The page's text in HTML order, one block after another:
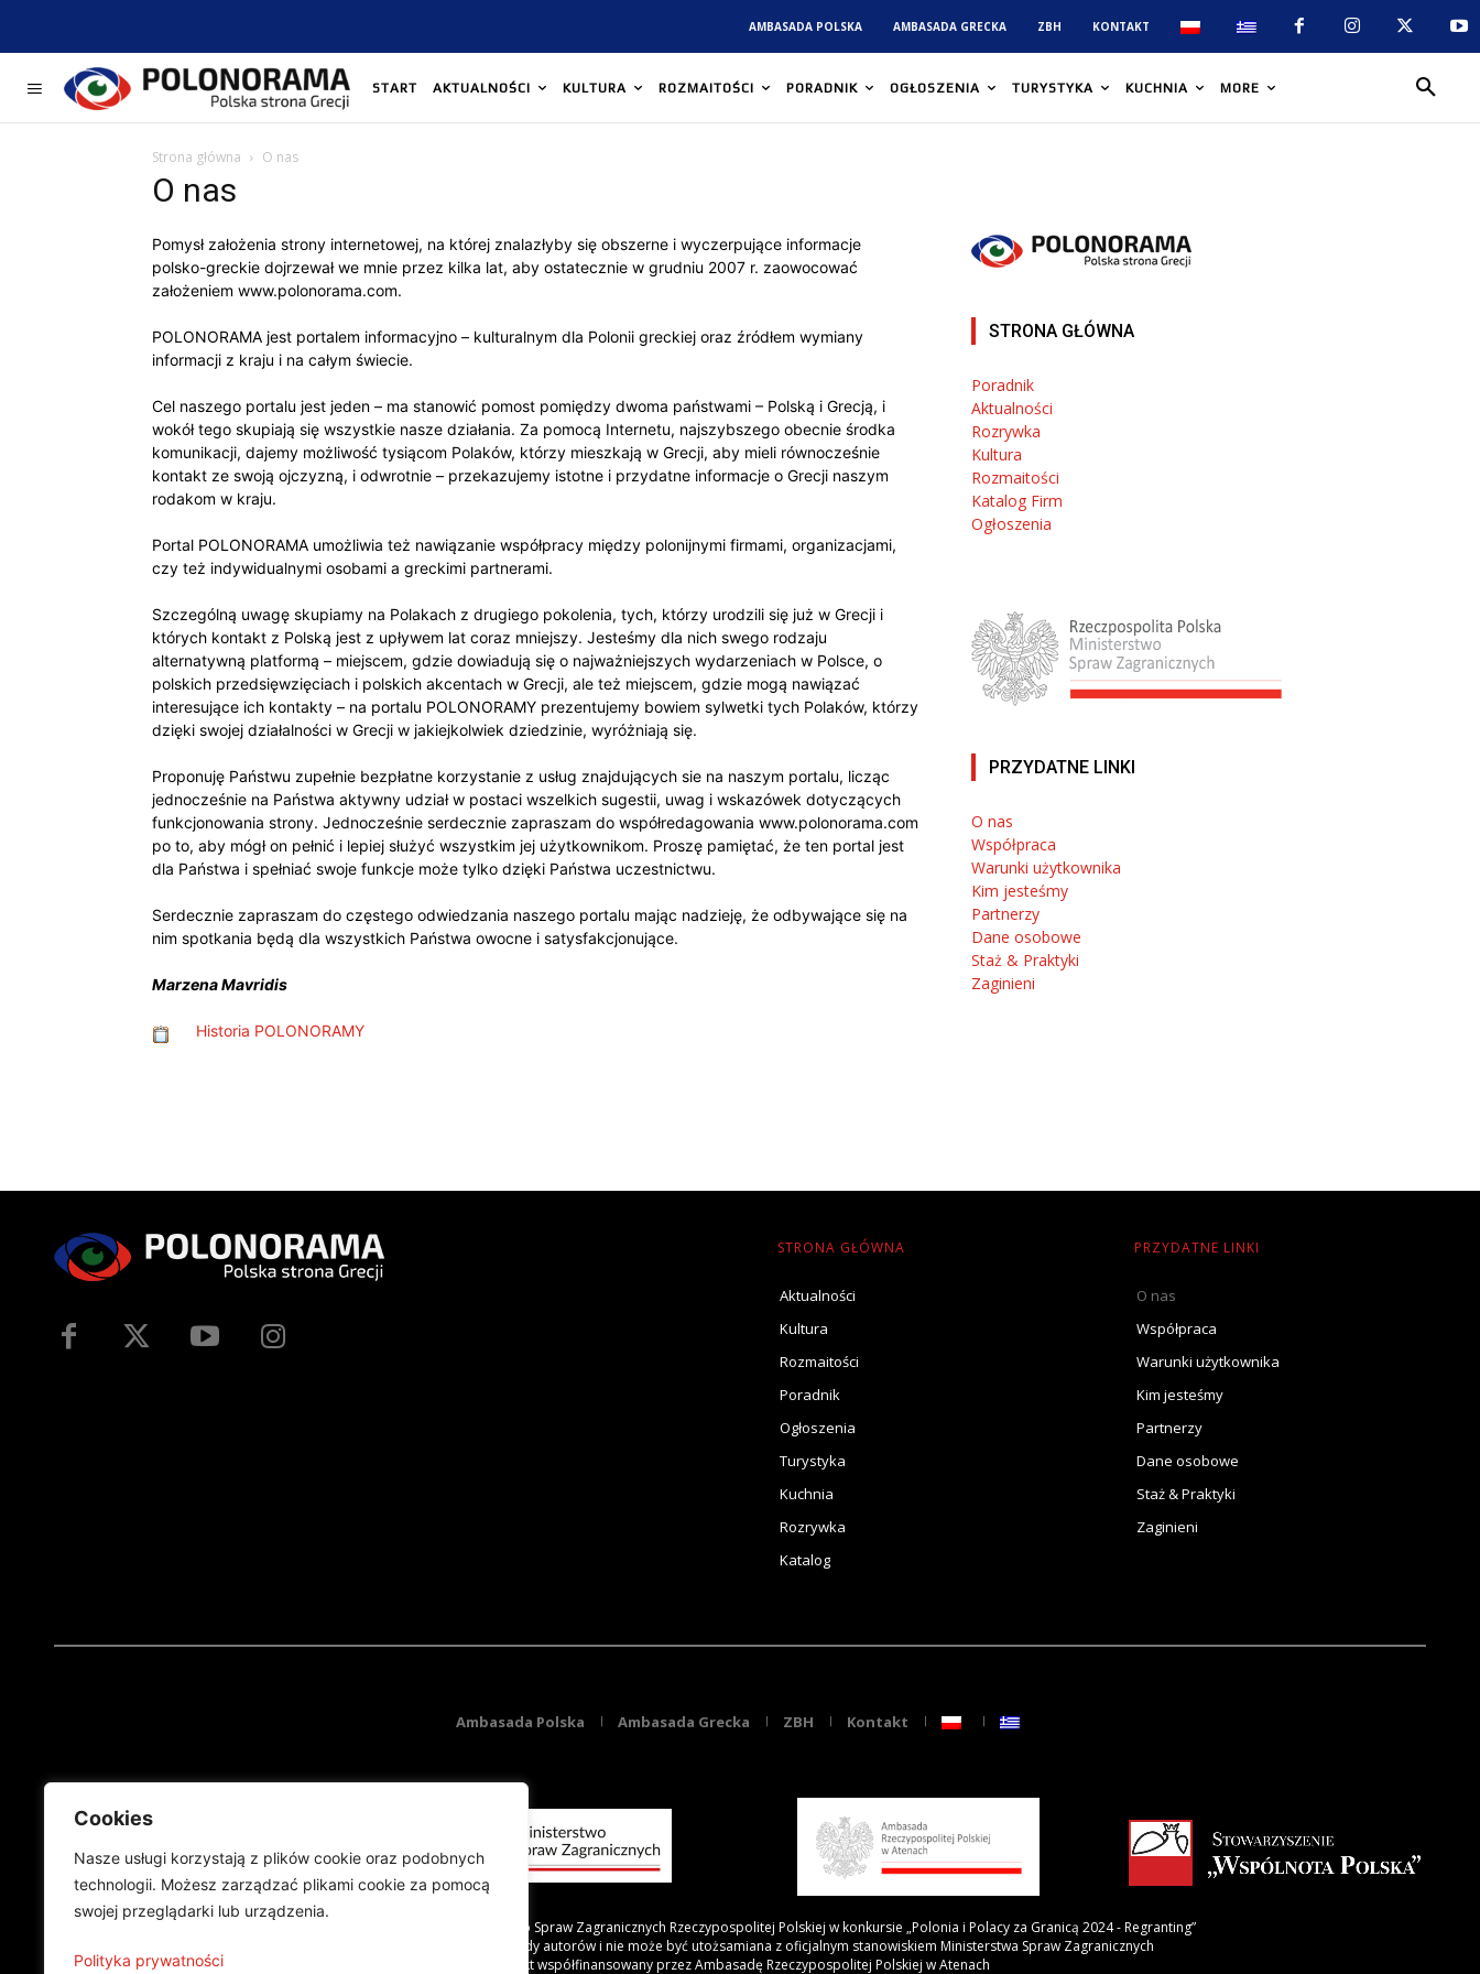
Cookies
Nasze usługi korzystają z plików cookie oraz podobnych
technologii. Możesz zarządzać plikami cookie za pomocą
swojej przeglądarki lub urządzenia.
Polityka prywatności
AMBASADA POLSKA AMBASADA GRECKA ZBH KONTAKT
START AKTUALNOŚCI KULTURA ROZMAITOŚCI PORADNIK OGŁOSZENIA TURYSTYKA KUCHNIA MORE
Strona główna O nas
O nas
Pomysł założenia strony internetowej, na której znalazłyby się obszerne i wyczerpujące informacje
polsko-greckie dojrzewał we mnie przez kilka lat, aby ostatecznie w grudniu 2007 r. zaowocować
założeniem www.polonorama.com.
POLONORAMA jest portalem informacyjno – kulturalnym dla Polonii greckiej oraz źródłem wymiany
informacji z kraju i na całym świecie.
Cel naszego portalu jest jeden – ma stanowić pomost pomiędzy dwoma państwami – Polską i Grecją, i
wokół tego skupiają się wszystkie nasze działania. Za pomocą Internetu, najszybszego obecnie środka
komunikacji, dajemy możliwość tysiącom Polaków, którzy mieszkają w Grecji, aby mieli równocześnie
kontakt ze swoją ojczyzną, i odwrotnie – przekazujemy istotne i przydatne informacje o Grecji naszym
rodakom w kraju.
Portal POLONORAMA umożliwia też nawiązanie współpracy między polonijnymi firmami, organizacjami,
czy też indywidualnymi osobami a greckimi partnerami.
Szczególną uwagę skupiamy na Polakach z drugiego pokolenia, tych, którzy urodzili się już w Grecji i
których kontakt z Polską jest z upływem lat coraz mniejszy. Jesteśmy dla nich swego rodzaju
alternatywną platformą – miejscem, gdzie dowiadują się o najważniejszych wydarzeniach w Polsce, o
polskich przedsięwzięciach i polskich akcentach w Grecji, ale też miejscem, gdzie mogą nawiązać
interesujące ich kontakty – na portalu POLONORAMY prezentujemy bowiem sylwetki tych Polaków, którzy
dzięki swojej działalności w Grecji w jakiejkolwiek dziedzinie, wyróżniają się.
Proponuję Państwu zupełnie bezpłatne korzystanie z usług znajdujących sie na naszym portalu, licząc
jednocześnie na Państwa aktywny udział w postaci wszelkich sugestii, uwag i wskazówek dotyczących
funkcjonowania strony. Jednocześnie serdecznie zapraszam do współredagowania www.polonorama.com
po to, aby mógł on pełnić i lepiej służyć wszystkim jej użytkownikom. Proszę pamiętać, że ten portal jest
dla Państwa i spełniać swoje funkcje może tylko dzięki Państwa uczestnictwu.
Serdecznie zapraszam do częstego odwiedzania naszego portalu mając nadzieję, że odbywające się na
nim spotkania będą dla wszystkich Państwa owocne i satysfakcjonujące.
Marzena Mavridis
Historia POLONORAMY
STRONA GŁÓWNA
Poradnik
Aktualności
Rozrywka
Kultura
Rozmaitości
Katalog Firm
Ogłoszenia
PRZYDATNE LINKI
O nas
Współpraca
Warunki użytkownika
Kim jesteśmy
Partnerzy
Dane osobowe
Staż & Praktyki
Zaginieni
STRONA GŁÓWNA
Aktualności
Kultura
Rozmaitości
Poradnik
Ogłoszenia
Turystyka
Kuchnia
Rozrywka
Katalog
PRZYDATNE LINKI
O nas
Współpraca
Warunki użytkownika
Kim jesteśmy
Partnerzy
Dane osobowe
Staż & Praktyki
Zaginieni
Ambasada Polska Ambasada Grecka ZBH Kontakt
Projekt finansowany przez Ministerstwo Spraw Zagranicznych Rzeczypospolitej Polskiej w konkursie „Polonia i Polacy za Granicą 2024 - Regranting”
Publikacja wyraża jedynie poglądy autorów i nie może być utożsamiana z oficjalnym stanowiskiem Ministerstwa Spraw Zagranicznych
Projekt współfinansowany przez Ambasadę Rzeczypospolitej Polskiej w Atenach